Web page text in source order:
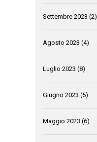
Settembre 2023 (2)
Agosto 2023 (4)
Luglio 2023 (8)
Giugno 2023 (5)
Maggio 2023 (6)